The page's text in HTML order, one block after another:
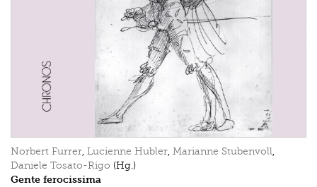
Norbert Furrer, Lucienne Hubler, Marianne Stubenvoll,
Daniele Tosato-Rigo (Hg.)
Gente ferocissima